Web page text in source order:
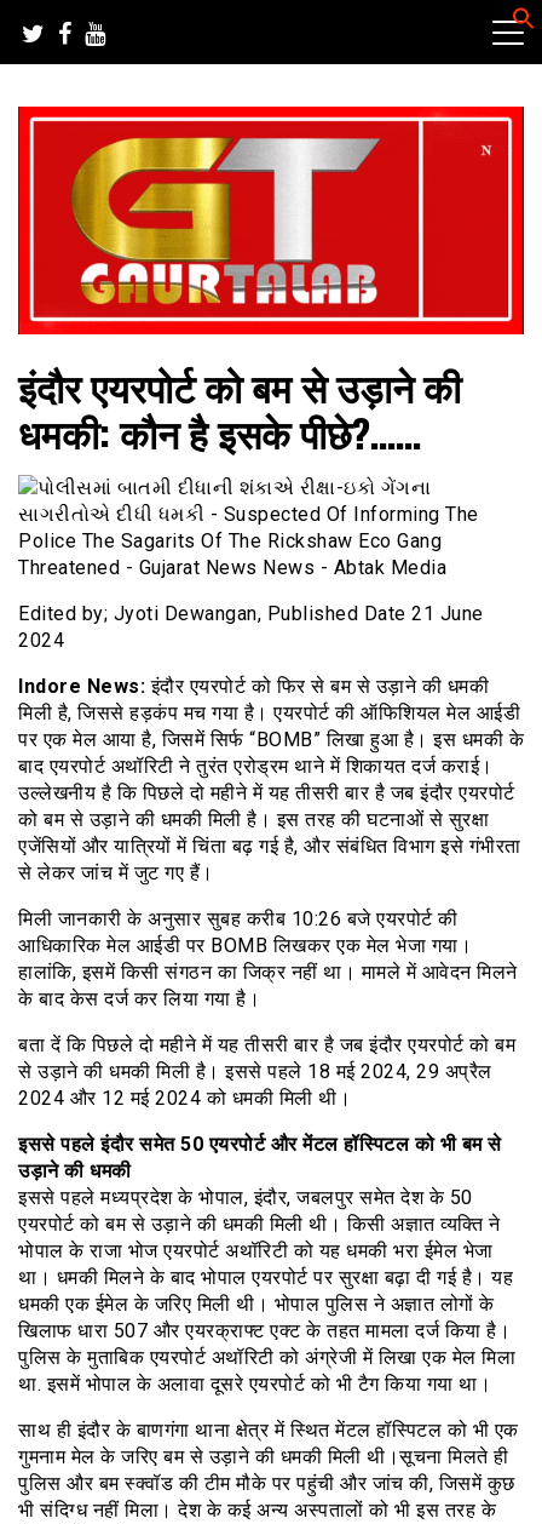
content
गौरतलब न्यूज
इंदौर एयरपोर्ट को बम से उड़ाने की
धमकी: कौन है इसके पीछे?……
Edited by; Jyoti Dewangan, Published Date 21 June
2024
Indore News:इंदौर एयरपोर्ट को फिर से बम से उड़ाने की धमकी
मिली है, जिससे हड़कंप मच गया है। एयरपोर्ट की ऑफिशियल मेल आईडी
पर एक मेल आया है, जिसमें सिर्फ “BOMB” लिखा हुआ है। इस धमकी के
बाद एयरपोर्ट अथॉरिटी ने तुरंत एरोड्रम थाने में शिकायत दर्ज कराई।
उल्लेखनीय है कि पिछले दो महीने में यह तीसरी बार है जब इंदौर एयरपोर्ट
को बम से उड़ाने की धमकी मिली है। इस तरह की घटनाओं से सुरक्षा
एजेंसियों और यात्रियों में चिंता बढ़ गई है, और संबंधित विभाग इसे गंभीरता
से लेकर जांच में जुट गए हैं।
मिली जानकारी के अनुसार सुबह करीब 10:26 बजे एयरपोर्ट की
आधिकारिक मेल आईडी पर BOMB लिखकर एक मेल भेजा गया।
हालांकि, इसमें किसी संगठन का जिक्र नहीं था। मामले में आवेदन मिलने
के बाद केस दर्ज कर लिया गया है।
बता दें कि पिछले दो महीने में यह तीसरी बार है जब इंदौर एयरपोर्ट को बम
से उड़ाने की धमकी मिली है। इससे पहले 18 मई 2024, 29 अप्रैल
2024 और 12 मई 2024 को धमकी मिली थी।
इससे पहले इंदौर समेत 50 एयरपोर्ट और मेंटल हॉस्पिटल को भी बम से
उड़ाने की धमकी
इससे पहले मध्यप्रदेश के भोपाल, इंदौर, जबलपुर समेत देश के 50
एयरपोर्ट को बम से उड़ाने की धमकी मिली थी। किसी अज्ञात व्यक्ति ने
भोपाल के राजा भोज एयरपोर्ट अथॉरिटी को यह धमकी भरा ईमेल भेजा
था। धमकी मिलने के बाद भोपाल एयरपोर्ट पर सुरक्षा बढ़ा दी गई है। यह
धमकी एक ईमेल के जरिए मिली थी। भोपाल पुलिस ने अज्ञात लोगों के
खिलाफ धारा 507 और एयरक्राफ्ट एक्ट के तहत मामला दर्ज किया है।
पुलिस के मुताबिक एयरपोर्ट अथॉरिटी को अंग्रेजी में लिखा एक मेल मिला
था. इसमें भोपाल के अलावा दूसरे एयरपोर्ट को भी टैग किया गया था।
साथ ही इंदौर के बाणगंगा थाना क्षेत्र में स्थित मेंटल हॉस्पिटल को भी एक
गुमनाम मेल के जरिए बम से उड़ाने की धमकी मिली थी।सूचना मिलते ही
पुलिस और बम स्क्वॉड की टीम मौके पर पहुंची और जांच की, जिसमें कुछ
भी संदिग्ध नहीं मिला। देश के कई अन्य अस्पतालों को भी इस तरह के